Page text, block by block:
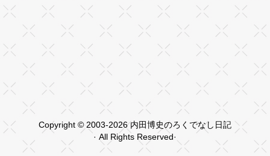
Copyright © 2003-2026 内田博史のろくでなし日記
· All Rights Reserved·